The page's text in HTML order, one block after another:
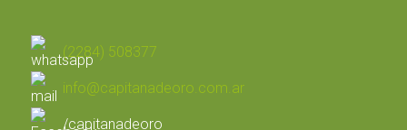
(2284) 508377
info@capitanadeoro.com.ar
/capitanadeoro